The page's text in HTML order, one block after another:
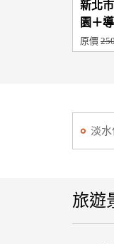
新北
園＋
原價
淡水
旅遊